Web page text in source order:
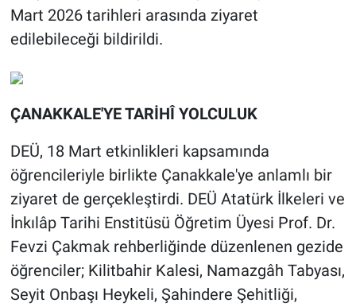
Mart 2026 tarihleri arasında ziyaret
edilebileceği bildirildi.
ÇANAKKALE'YE TARİHÎ YOLCULUK
DEÜ, 18 Mart etkinlikleri kapsamında
öğrencileriyle birlikte Çanakkale'ye anlamlı bir
ziyaret de gerçekleştirdi. DEÜ Atatürk İlkeleri ve
İnkılâp Tarihi Enstitüsü Öğretim Üyesi Prof. Dr.
Fevzi Çakmak rehberliğinde düzenlenen gezide
öğrenciler; Kilitbahir Kalesi, Namazgâh Tabyası,
Seyit Onbaşı Heykeli, Şahindere Şehitliği,